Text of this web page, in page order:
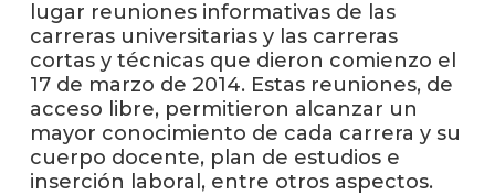
La
los
lugar reuniones informativas de las
carreras universitarias y las carreras
cortas y técnicas que dieron comienzo el
17 de marzo de 2014. Estas reuniones, de
acceso libre, permitieron alcanzar un
mayor conocimiento de cada carrera y su
cuerpo docente, plan de estudios e
inserción laboral, entre otros aspectos.